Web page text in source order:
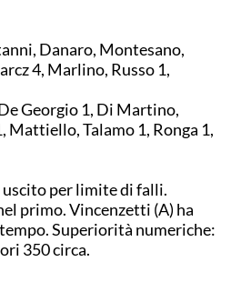
Danaro, Montesano,
4, Marlino, Russo 1,
Georgio 1, Di Martino,
Mattiello, Talamo 1, Ronga 1,
uscito per limite di falli.
primo. Vincenzetti (A) ha
Superiorità numeriche:
350 circa.